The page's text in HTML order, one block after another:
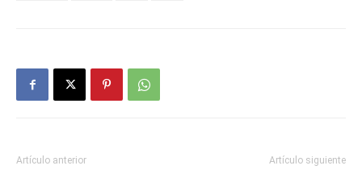
Artículo anterior Artículo siguiente